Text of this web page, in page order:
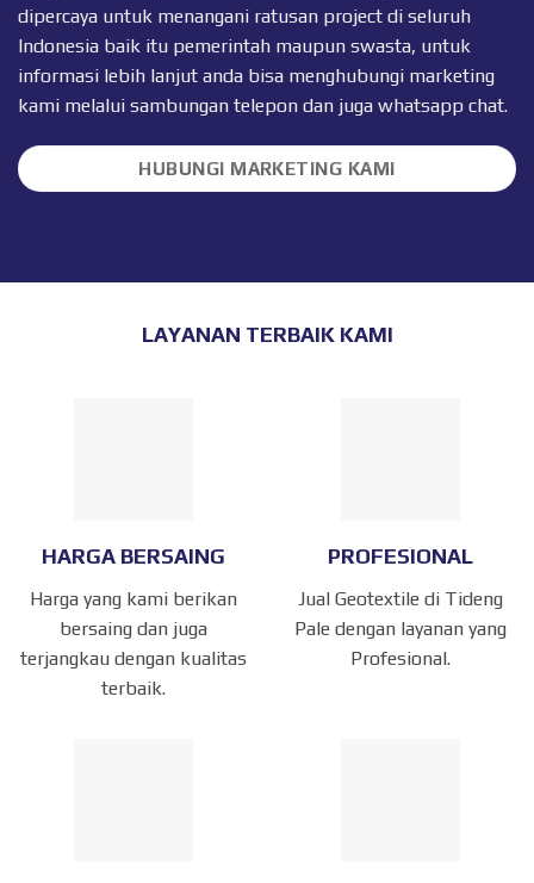
dipercaya untuk menangani ratusan project di seluruh
Indonesia baik itu pemerintah maupun swasta, untuk
informasi lebih lanjut anda bisa menghubungi marketing
kami melalui sambungan telepon dan juga whatsapp chat.
HUBUNGI MARKETING KAMI
LAYANAN TERBAIK KAMI
HARGA BERSAING
Harga yang kami berikan
bersaing dan juga
terjangkau dengan kualitas
terbaik.
PROFESIONAL
Jual Geotextile di Tideng
Pale dengan layanan yang
Profesional.